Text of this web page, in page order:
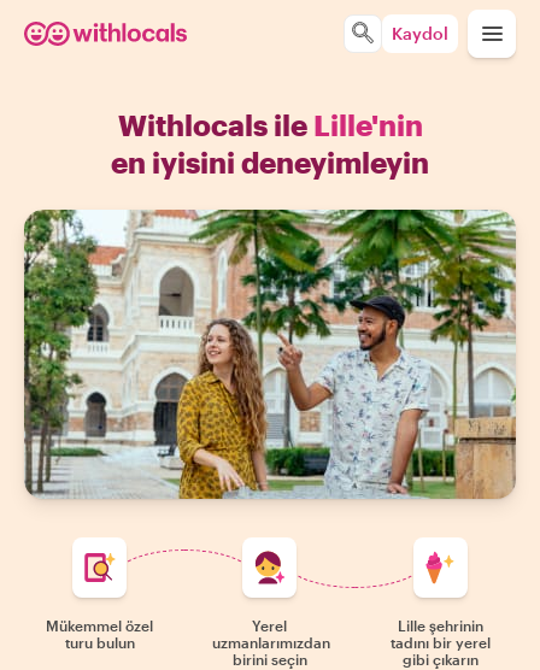
Kaydol
Withlocals ile Lille'nin
en iyisini deneyimleyin
Mükemmel özel
turu bulun
Yerel
uzmanlarımızdan
birini seçin
Lille şehrinin
tadını bir yerel
gibi çıkarın